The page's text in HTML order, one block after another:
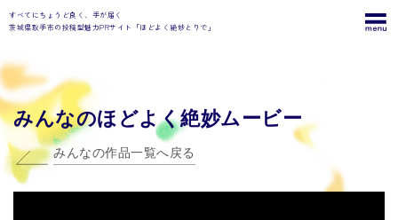
すべてにちょうど良く、手が届く
茨城県取手市の投稿型魅力PRサイト「ほどよく絶妙とりで」
みんなのほどよく絶妙ムービー
みんなの作品一覧へ戻る